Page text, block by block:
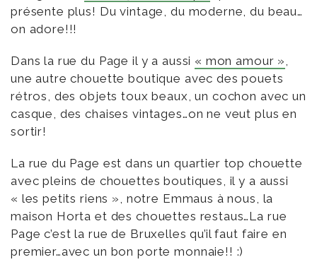
présente plus! Du vintage, du moderne, du beau…
on adore!!!
Dans la rue du Page il y a aussi « mon amour »,
une autre chouette boutique avec des pouets
rétros, des objets toux beaux, un cochon avec un
casque, des chaises vintages…on ne veut plus en
sortir!
La rue du Page est dans un quartier top chouette
avec pleins de chouettes boutiques, il y a aussi
« les petits riens », notre Emmaus à nous, la
maison Horta et des chouettes restaus…La rue
Page c’est la rue de Bruxelles qu’il faut faire en
premier…avec un bon porte monnaie!! :)